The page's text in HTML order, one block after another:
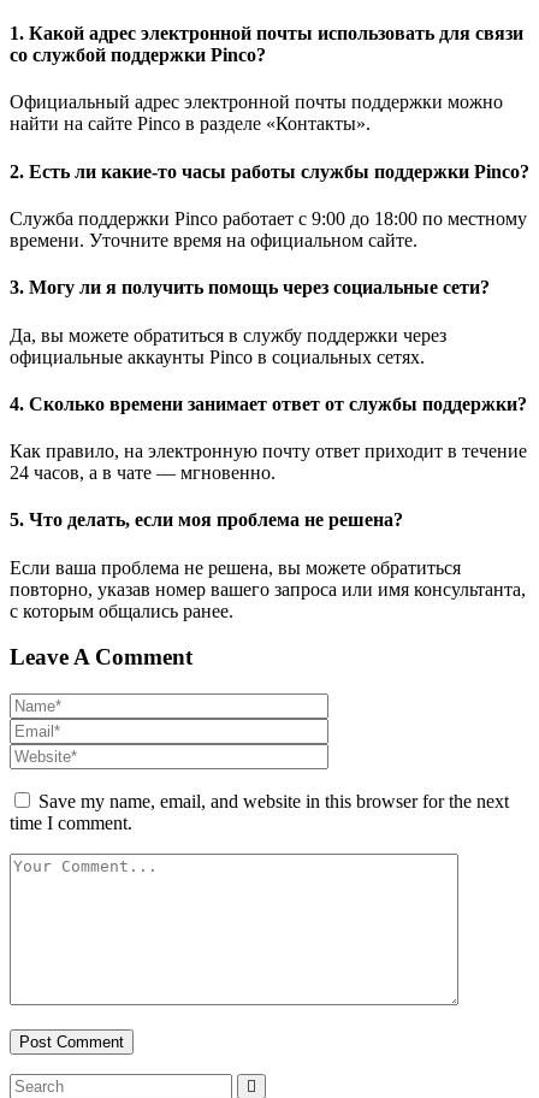
1. Какой адрес электронной почты использовать для связи
со службой поддержки Pinco?
Официальный адрес электронной почты поддержки можно
найти на сайте Pinco в разделе «Контакты».
2. Есть ли какие-то часы работы службы поддержки Pinco?
Служба поддержки Pinco работает с 9:00 до 18:00 по местному
времени. Уточните время на официальном сайте.
3. Могу ли я получить помощь через социальные сети?
Да, вы можете обратиться в службу поддержки через
официальные аккаунты Pinco в социальных сетях.
4. Сколько времени занимает ответ от службы поддержки?
Как правило, на электронную почту ответ приходит в течение
24 часов, а в чате — мгновенно.
5. Что делать, если моя проблема не решена?
Если ваша проблема не решена, вы можете обратиться
повторно, указав номер вашего запроса или имя консультанта,
с которым общались ранее.
Leave A Comment
Save my name, email, and website in this browser for the next
time I comment.